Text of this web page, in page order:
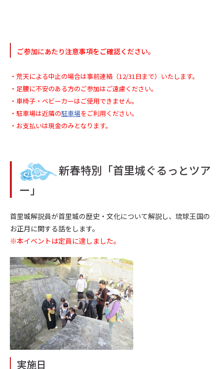
ご参加にあたり注意事項をご確認ください。
・荒天による中止の場合は事前連絡（12/31日まで）いたします。
・足腰に不安のある方のご参加はご遠慮ください。
・車椅子・ベビーカーはご使用できません。
・駐車場は近隣の駐車場をご利用ください。
・お支払いは現金のみとなります。
新春特別「首里城ぐるっとツア
ー」
首里城解説員が首里城の歴史・文化について解説し、琉球王国の
お正月に関する話をします。
※本イベントは定員に達しました。
実施日